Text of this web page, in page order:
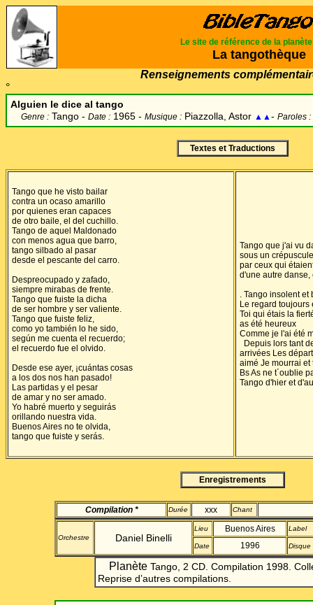
Le site de référence de la planète
La tangothèque
Renseignements
°
Alguien le dice al tango
Genre : Tango - Date : 1965 - Musique : Piazzolla, Astor ▲▲- Paroles :
Textes et Traductions
Tango que he visto bailar
contra un ocaso amarillo
por quienes eran capaces
de otro baile, el del cuchillo.
Tango de aquel Maldonado
con menos agua que barro,
tango silbado al pasar
desde el pescante del carro.
Despreocupado y zafado,
siempre mirabas de frente.
Tango que fuiste la dicha
de ser hombre y ser valiente.
Tango que fuiste feliz,
como yo también lo he sido,
según me cuenta el recuerdo;
el recuerdo fue el olvido.
Desde ese ayer, ¡cuántas cosas
a los dos nos han pasado!
Las partidas y el pesar
de amar y no ser amado.
Yo habré muerto y seguirás
orillando nuestra vida.
Buenos Aires no te olvida,
tango que fuiste y serás.
Tango que j'ai vu
sous un
par ceux qui
d'une autre
. Tango insolent et
Le regard toujours
Toi qui étais la
as été heureux
Comme je l'ai été
Depuis lors tant
arrivées Les
aimé Je mourrai et
Bs As ne t´oublie
Tango d'hier et
Enregistrements
Compilation * Durée xxx Chant
Orchestre Daniel Binelli
Lieu Buenos Aires Label
Date 1996 Disque
Planète Tango, 2 CD. Compilation 1998.
Reprise d’autres compilations.